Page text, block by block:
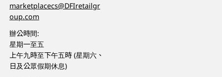
marketplacecs@DFIretailgr
oup.com
辦公時間:
星期一至五
上午九時至下午五時 (星期六、
日及公眾假期休息)